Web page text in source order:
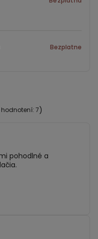
Bezplatne
hodnotení: 7
pohodlné a